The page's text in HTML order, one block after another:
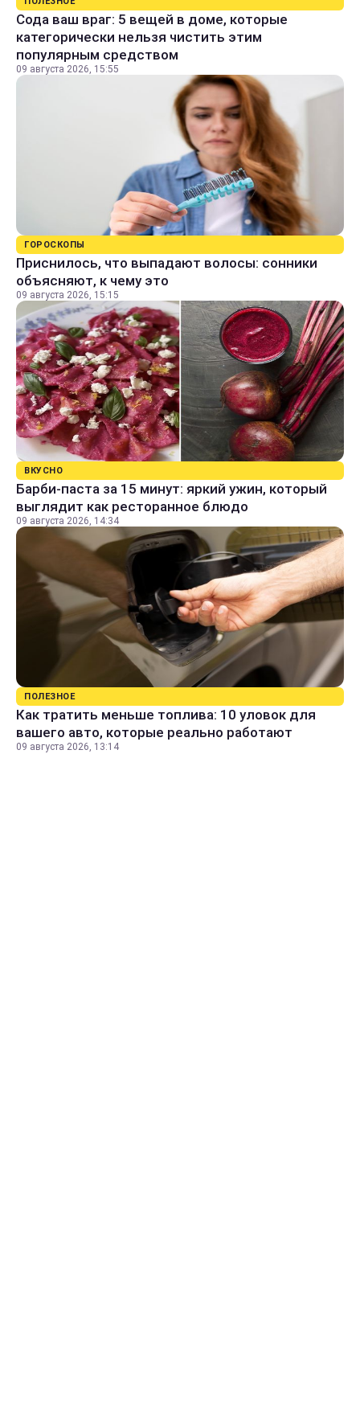
Сода ваш враг: 5 вещей в доме, которые
категорически нельзя чистить этим
популярным средством
09 августа 2026, 15:55
ГОРОСКОПЫ
Приснилось, что выпадают волосы: сонники
объясняют, к чему это
09 августа 2026, 15:15
ВКУСНО
Барби-паста за 15 минут: яркий ужин, который
выглядит как ресторанное блюдо
09 августа 2026, 14:34
ПОЛЕЗНОЕ
Как тратить меньше топлива: 10 уловок для
вашего авто, которые реально работают
09 августа 2026, 13:14